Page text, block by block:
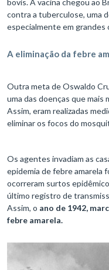
bovis. A vacina chegou ao
contra a tuberculose, uma
especialmente em grandes
A eliminação da febre
Outra meta de Oswaldo
uma das doenças que mais
Assim, eram realizadas
eliminar os focos do
Os agentes invadiam as
epidemia de febre amarela
ocorreram surtos
último registro de
Assim, o ano de 1942,
febre amarela.